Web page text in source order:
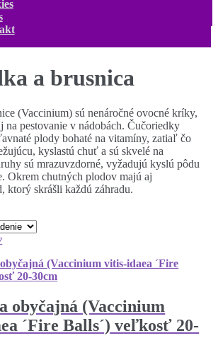
a brusnica
(Vaccinium) sú nenáročné ovocné kríky,
na pestovanie v nádobách. Čučoriedky
plody bohaté na vitamíny, zatiaľ čo
kyslastú chuť a sú skvelé na
sú mrazuvzdorné, vyžadujú kyslú pôdu
Okrem chutných plodov majú aj
ktorý skrášli každú záhradu.
obyčajná (Vaccinium
´Fire Balls´) veľkosť 20-